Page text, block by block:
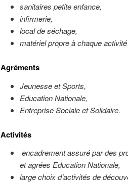
sanitaires petite enfance,
infirmerie,
local de séchage,
matériel propre à chaque
Agréments
Jeunesse et Sports,
Education Nationale,
Entreprise Sociale et Solidaire.
Activités
encadrement assuré par des
et agrées Education Nationale,
large choix d’activités de